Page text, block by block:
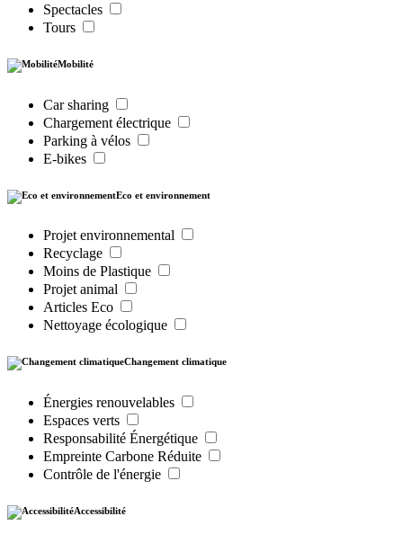
Spectacles
Tours
Mobilité
Car sharing
Chargement électrique
Parking à vélos
E-bikes
Eco et environnement
Projet environnemental
Recyclage
Moins de Plastique
Projet animal
Articles Eco
Nettoyage écologique
Changement climatique
Énergies renouvelables
Espaces verts
Responsabilité Énergétique
Empreinte Carbone Réduite
Contrôle de l'énergie
Accessibilité